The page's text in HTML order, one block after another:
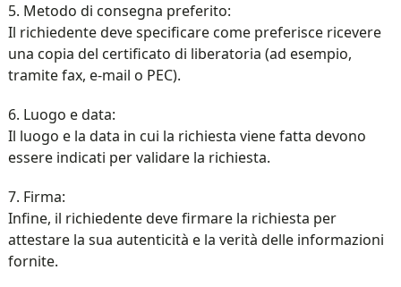
5. Metodo di consegna preferito:
Il richiedente deve specificare come preferisce ricevere
una copia del certificato di liberatoria (ad esempio,
tramite fax, e-mail o PEC).
6. Luogo e data:
Il luogo e la data in cui la richiesta viene fatta devono
essere indicati per validare la richiesta.
7. Firma:
Infine, il richiedente deve firmare la richiesta per
attestare la sua autenticità e la verità delle informazioni
fornite.